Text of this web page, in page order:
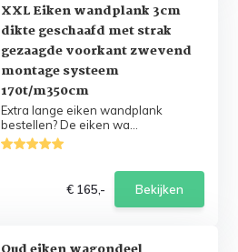
XXL Eiken wandplank 3cm
dikte geschaafd met strak
gezaagde voorkant zwevend
montage systeem
170t/m350cm
Extra lange eiken wandplank
bestellen? De eiken wa...
€ 165,-
Bekijken